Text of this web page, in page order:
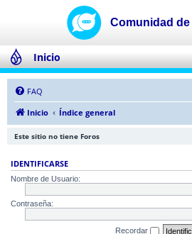
Inicio
FAQ
Inicio
Índice general
Este sitio no tiene Foros
IDENTIFICARSE
Nombre de Usuario:
Contraseña:
Recordar